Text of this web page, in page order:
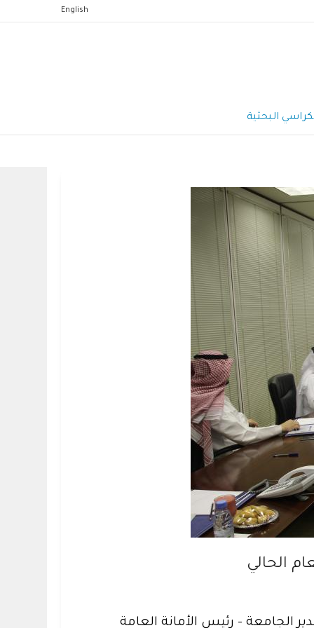
English
البحثية
الحالي
الجامعة - رئيس الأمانة العامة